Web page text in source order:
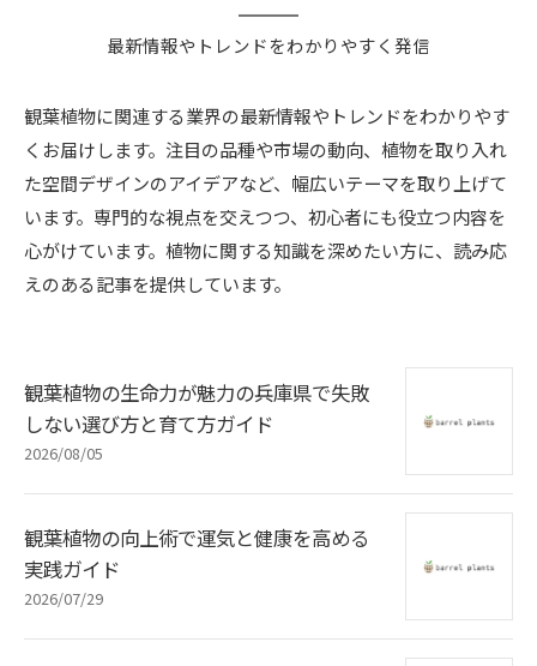
最新情報やトレンドをわかりやすく発信
観葉植物に関連する業界の最新情報やトレンドをわかりやす
くお届けします。注目の品種や市場の動向、植物を取り入れ
た空間デザインのアイデアなど、幅広いテーマを取り上げて
います。専門的な視点を交えつつ、初心者にも役立つ内容を
心がけています。植物に関する知識を深めたい方に、読み応
えのある記事を提供しています。
観葉植物の生命力が魅力の兵庫県で失敗
しない選び方と育て方ガイド
2026/08/05
観葉植物の向上術で運気と健康を高める
実践ガイド
2026/07/29